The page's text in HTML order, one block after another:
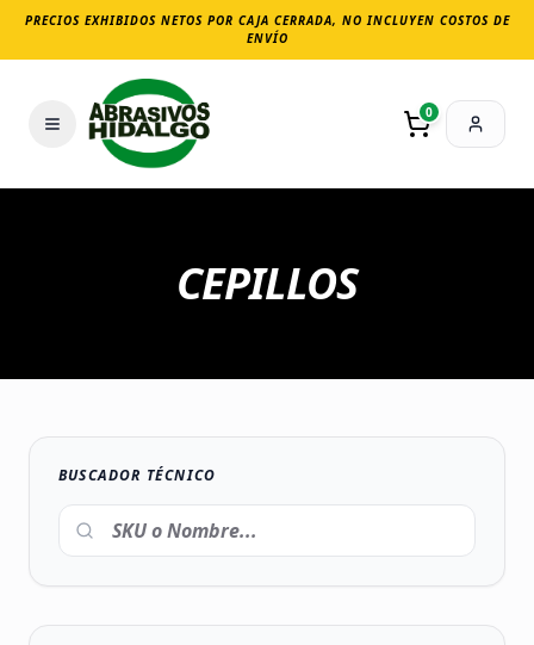
PRECIOS EXHIBIDOS NETOS POR CAJA CERRADA, NO INCLUYEN COSTOS DE
ENVÍO
0
CEPILLOS
BUSCADOR TÉCNICO